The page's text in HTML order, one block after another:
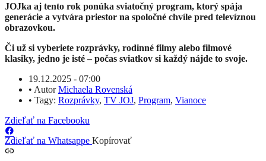
JOJka aj tento rok ponúka sviatočný program, ktorý spája
generácie a vytvára priestor na spoločné chvíle pred televíznou
obrazovkou.
Či už si vyberiete rozprávky, rodinné filmy alebo filmové
klasiky, jedno je isté – počas sviatkov si každý nájde to svoje.
19.12.2025 - 07:00
• AutorMichaela Rovenská
• Tagy: Rozprávky, TV JOJ, Program, Vianoce
Zdieľať na Facebooku
Zdieľať na Whatsappe Kopírovať